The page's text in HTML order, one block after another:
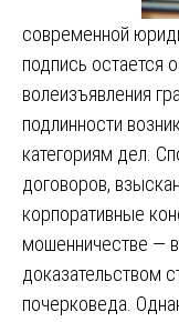
современной
подпись остается
волеизъявления
подлинности
категориям дел.
договоров,
корпоративные
мошенничестве —
доказательством
почерковеда.